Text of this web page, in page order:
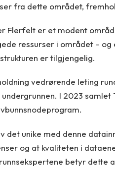
fra dette området,
Flerfelt er et modent
ressurser i området – og
er tilgjengelig.
vedrørende leting
I 2023 samlet
det unike med denne
og at kvaliteten i
betyr dette